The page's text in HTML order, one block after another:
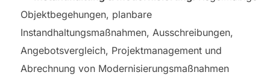
Objektbegehungen, planbare
Instandhaltungsmaßnahmen, Ausschreibungen,
Angebotsvergleich, Projektmanagement und
Abrechnung von Modernisierungsmaßnahmen